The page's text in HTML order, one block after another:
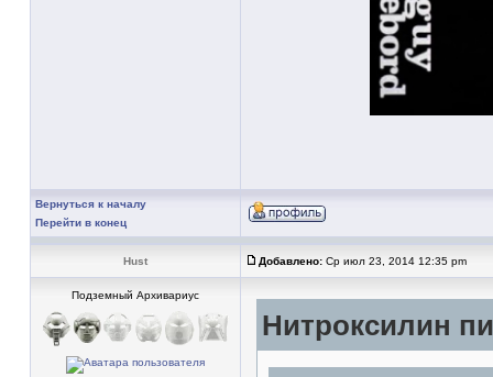
Вернуться к началу
Перейти в конец
Hust Добавлено: Ср июл 23, 2014 12:35 pm
Подземный Архивариус
Нитроксилин